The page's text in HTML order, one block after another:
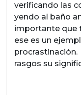
verificando las
yendo al baño
importante que
ese es un
procrastinación.
rasgos su